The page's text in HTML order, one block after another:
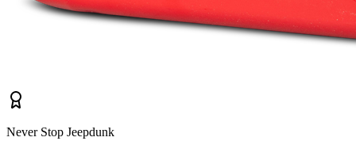
Never Stop Jeepdunk